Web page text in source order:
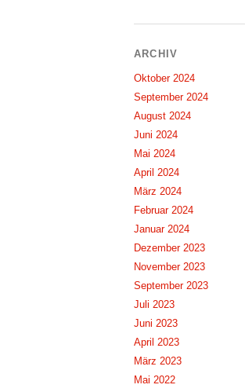
ARCHIV
Oktober 2024
September 2024
August 2024
Juni 2024
Mai 2024
April 2024
März 2024
Februar 2024
Januar 2024
Dezember 2023
November 2023
September 2023
Juli 2023
Juni 2023
April 2023
März 2023
Mai 2022